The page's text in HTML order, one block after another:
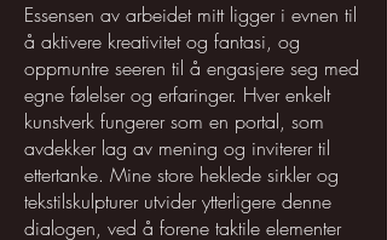
Essensen av arbeidet mitt ligger i evnen til
å aktivere kreativitet og fantasi, og
oppmuntre seeren til å engasjere seg med
egne følelser og erfaringer. Hver enkelt
kunstverk fungerer som en portal, som
avdekker lag av mening og inviterer til
ettertanke. Mine store heklede sirkler og
tekstilskulpturer utvider ytterligere denne
dialogen, ved å forene taktile elementer